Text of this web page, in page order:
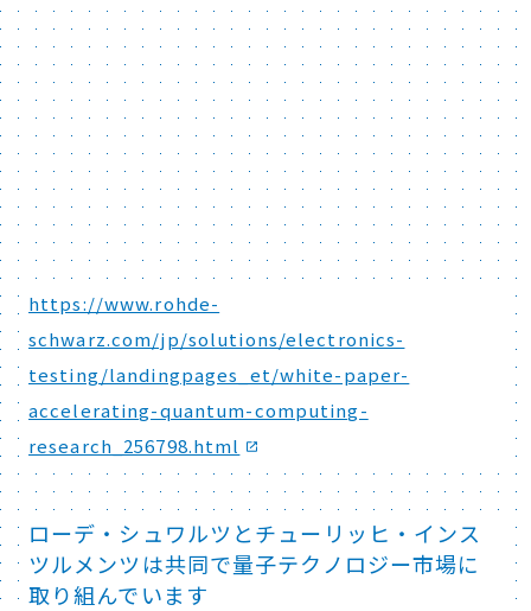
https://www.rohde-
schwarz.com/jp/solutions/electronics-
testing/landingpages_et/white-paper-
accelerating-quantum-computing-
research_256798.html
ローデ・シュワルツとチューリッヒ・インス
ツルメンツは共同で量子テクノロジー市場に
取り組んでいます